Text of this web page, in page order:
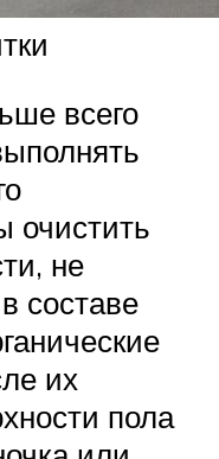
всего
очистить
не
составе
их
пола